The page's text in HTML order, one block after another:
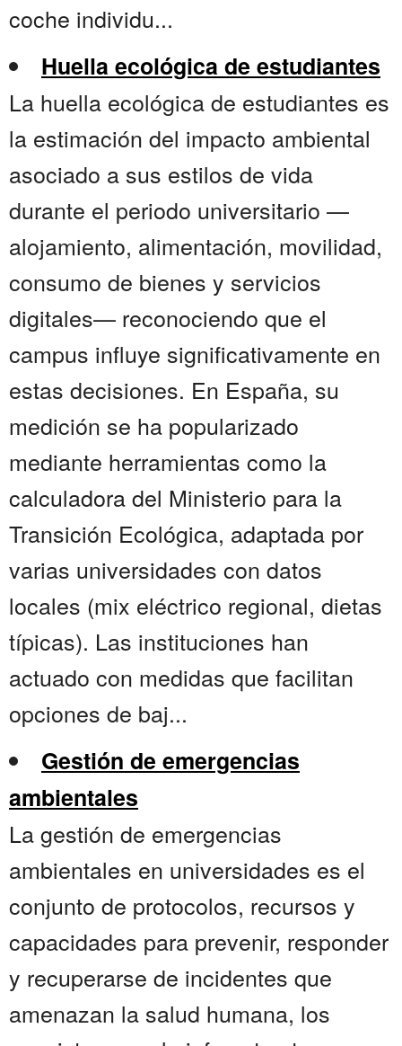
coche individu...
Huella ecológica de estudiantes
La huella ecológica de estudiantes es
la estimación del impacto ambiental
asociado a sus estilos de vida
durante el periodo universitario —
alojamiento, alimentación, movilidad,
consumo de bienes y servicios
digitales— reconociendo que el
campus influye significativamente en
estas decisiones. En España, su
medición se ha popularizado
mediante herramientas como la
calculadora del Ministerio para la
Transición Ecológica, adaptada por
varias universidades con datos
locales (mix eléctrico regional, dietas
típicas). Las instituciones han
actuado con medidas que facilitan
opciones de baj...
Gestión de emergencias
ambientales
La gestión de emergencias
ambientales en universidades es el
conjunto de protocolos, recursos y
capacidades para prevenir, responder
y recuperarse de incidentes que
amenazan la salud humana, los